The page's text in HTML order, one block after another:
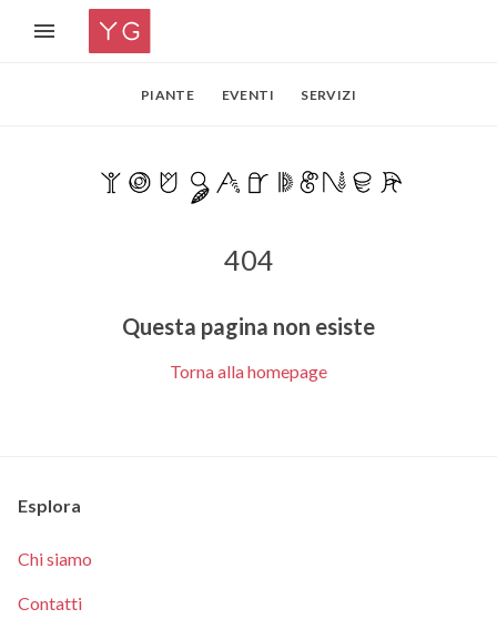
PIANTE EVENTI SERVIZI
404
Questa pagina non esiste
Torna alla homepage
Esplora
Chi siamo
Contatti